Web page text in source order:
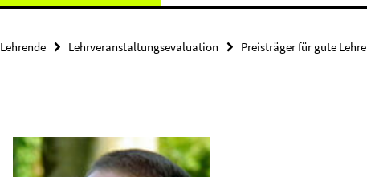
Lehrende Lehrveranstaltungsevaluation Preisträger für gute Lehre